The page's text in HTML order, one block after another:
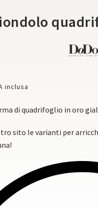
inclusa
di quadrifoglio in oro
sito le varianti per